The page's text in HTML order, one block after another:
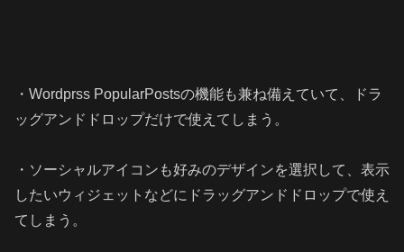
・Wordprss PopularPostsの機能も兼ね備えていて、ドラ
ッグアンドドロップだけで使えてしまう。
・ソーシャルアイコンも好みのデザインを選択して、表示
したいウィジェットなどにドラッグアンドドロップで使え
てしまう。